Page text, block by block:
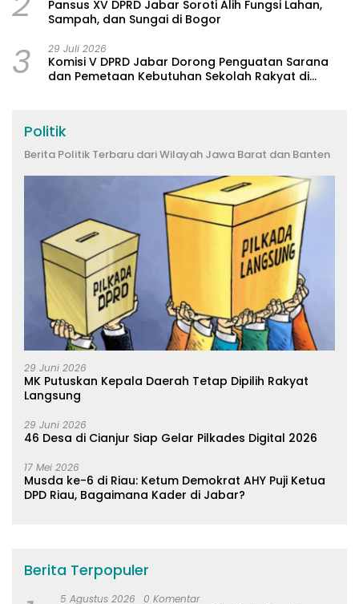
Pansus XV DPRD Jabar Soroti Alih Fungsi Lahan,
Sampah, dan Sungai di Bogor
3 29 Juli 2026
Komisi V DPRD Jabar Dorong Penguatan Sarana
dan Pemetaan Kebutuhan Sekolah Rakyat di
Politik
Berita Politik Terbaru dari Wilayah Jawa Barat dan Banten
29 Juni 2026
MK Putuskan Kepala Daerah Tetap Dipilih Rakyat
Langsung
29 Juni 2026
46 Desa di Cianjur Siap Gelar Pilkades Digital 2026
17 Mei 2026
Musda ke-6 di Riau: Ketum Demokrat AHY Puji Ketua
DPD Riau, Bagaimana Kader di Jabar?
Berita Terpopuler
5 Agustus 2026 0 Komentar